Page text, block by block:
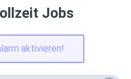
Jobs
aktivieren!